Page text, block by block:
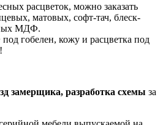
расцветок, можно заказать
матовых, софт-тач, блеск-
МДФ.
гобелен, кожу и расцветка под
замерщика, разработка схемы за